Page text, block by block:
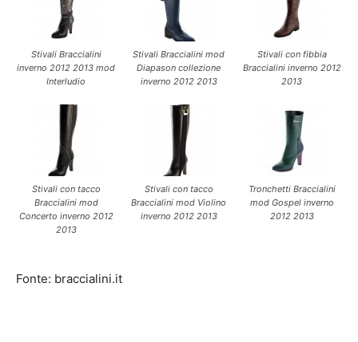
Stivali Braccialini
inverno 2012 2013 mod
Interludio
Stivali Braccialini mod
Diapason collezione
inverno 2012 2013
Stivali con fibbia
Braccialini inverno 2012
2013
Stivali con tacco
Braccialini mod
Concerto inverno 2012
2013
Stivali con tacco
Braccialini mod Violino
inverno 2012 2013
Tronchetti Braccialini
mod Gospel inverno
2012 2013
Fonte: braccialini.it